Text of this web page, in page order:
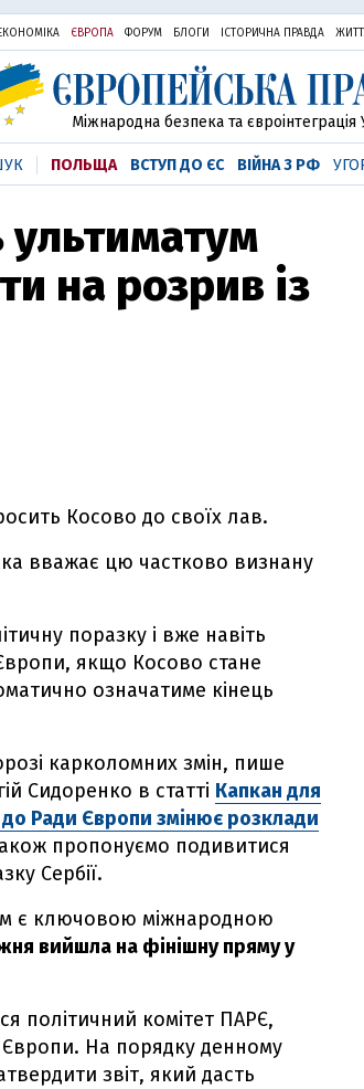
ЕКОНОМІКА ЄВРОПА ФОРУМ БЛОГИ ІСТОРИЧНА ПРАВДА
Міжнародна безпека та євроінтеграція
ПОЛЬЩА ВСТУП ДО ЄС ВІЙНА З РФ
ультиматум
на розрив із
Косово до своїх лав.
вважає цю частково визнану
поразку і вже навіть
якщо Косово стане
означатиме кінець
карколомних змін, пише
Сидоренко в статті Капкан для
до Ради Європи змінює розклади
пропонуємо подивитися
Сербії.
є ключовою міжнародною
вийшла на фінішну пряму у
політичний комітет ПАРЄ,
Європи. На порядку денному
звіт, який дасть